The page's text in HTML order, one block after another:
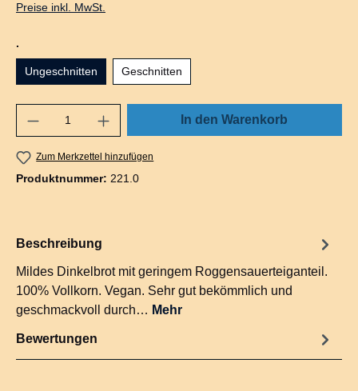
Preise inkl. MwSt.
.
Ungeschnitten Geschnitten
In den Warenkorb
Zum Merkzettel hinzufügen
Produktnummer: 221.0
Beschreibung
Mildes Dinkelbrot mit geringem Roggensauerteiganteil.
100% Vollkorn. Vegan. Sehr gut bekömmlich und
geschmackvoll durch… Mehr
Bewertungen